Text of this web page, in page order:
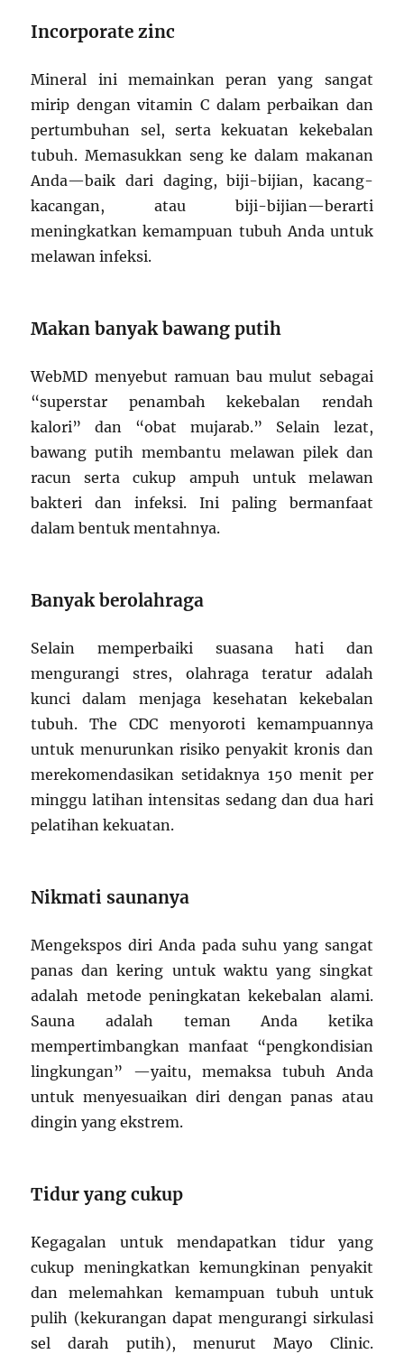
Incorporate zinc
Mineral ini memainkan peran yang sangat
mirip dengan vitamin C dalam perbaikan dan
pertumbuhan sel, serta kekuatan kekebalan
tubuh. Memasukkan seng ke dalam makanan
Anda—baik dari daging, biji-bijian, kacang-
kacangan, atau biji-bijian—berarti
meningkatkan kemampuan tubuh Anda untuk
melawan infeksi.
Makan banyak bawang putih
WebMD menyebut ramuan bau mulut sebagai
“superstar penambah kekebalan rendah
kalori” dan “obat mujarab.” Selain lezat,
bawang putih membantu melawan pilek dan
racun serta cukup ampuh untuk melawan
bakteri dan infeksi. Ini paling bermanfaat
dalam bentuk mentahnya.
Banyak berolahraga
Selain memperbaiki suasana hati dan
mengurangi stres, olahraga teratur adalah
kunci dalam menjaga kesehatan kekebalan
tubuh. The CDC menyoroti kemampuannya
untuk menurunkan risiko penyakit kronis dan
merekomendasikan setidaknya 150 menit per
minggu latihan intensitas sedang dan dua hari
pelatihan kekuatan.
Nikmati saunanya
Mengekspos diri Anda pada suhu yang sangat
panas dan kering untuk waktu yang singkat
adalah metode peningkatan kekebalan alami.
Sauna adalah teman Anda ketika
mempertimbangkan manfaat “pengkondisian
lingkungan” —yaitu, memaksa tubuh Anda
untuk menyesuaikan diri dengan panas atau
dingin yang ekstrem.
Tidur yang cukup
Kegagalan untuk mendapatkan tidur yang
cukup meningkatkan kemungkinan penyakit
dan melemahkan kemampuan tubuh untuk
pulih (kekurangan dapat mengurangi sirkulasi
sel darah putih), menurut Mayo Clinic.